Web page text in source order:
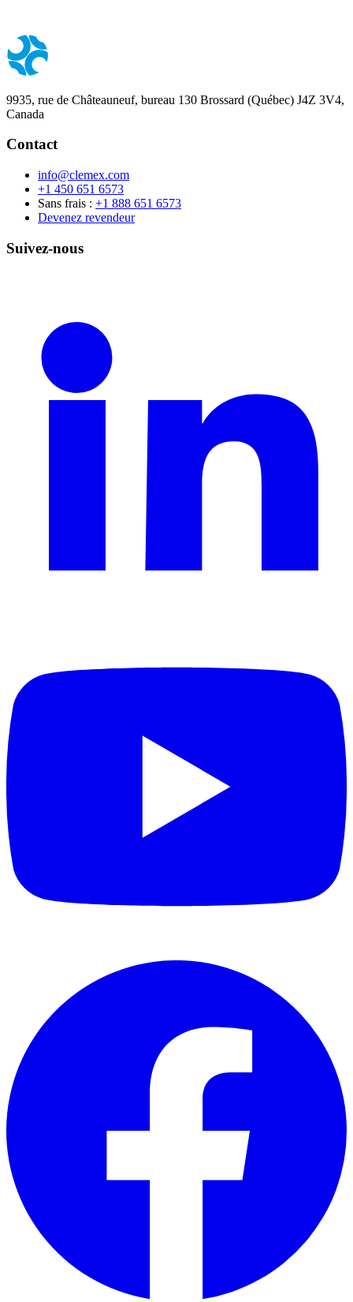
9935, rue de Châteauneuf, bureau 130 Brossard (Québec) J4Z 3V4,
Canada
Contact
info@clemex.com
+1 450 651 6573
Sans frais : +1 888 651 6573
Devenez revendeur
Suivez-nous